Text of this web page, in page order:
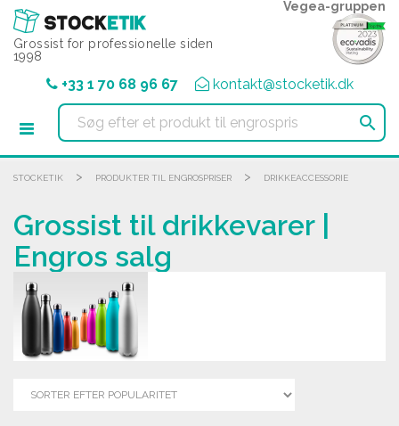
Grossist for professionelle siden
1998
Vegea-gruppen
+33 1 70 68 96 67 kontakt@stocketik.dk

STOCKETIK > PRODUKTER TIL ENGROSPRISER > DRIKKEACCESSORIE
Grossist til drikkevarer |
Engros salg
CCookie-styringspanel